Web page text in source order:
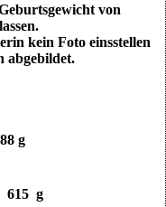
von
kein Foto einsstellen
abgebildet.
g
g